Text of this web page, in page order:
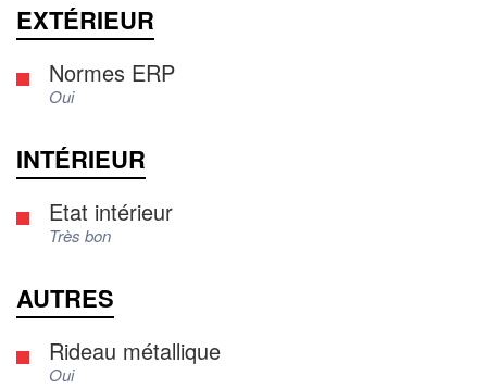
EXTÉRIEUR
Normes ERP
Oui
INTÉRIEUR
Etat intérieur
Très bon
AUTRES
Rideau métallique
Oui